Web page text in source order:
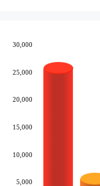
5,000
10,000
15,000
20,000
25,000
30,000